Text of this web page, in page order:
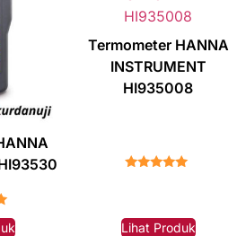
Termometer HANNA
INSTRUMENT
HI935008
Lihat Produk